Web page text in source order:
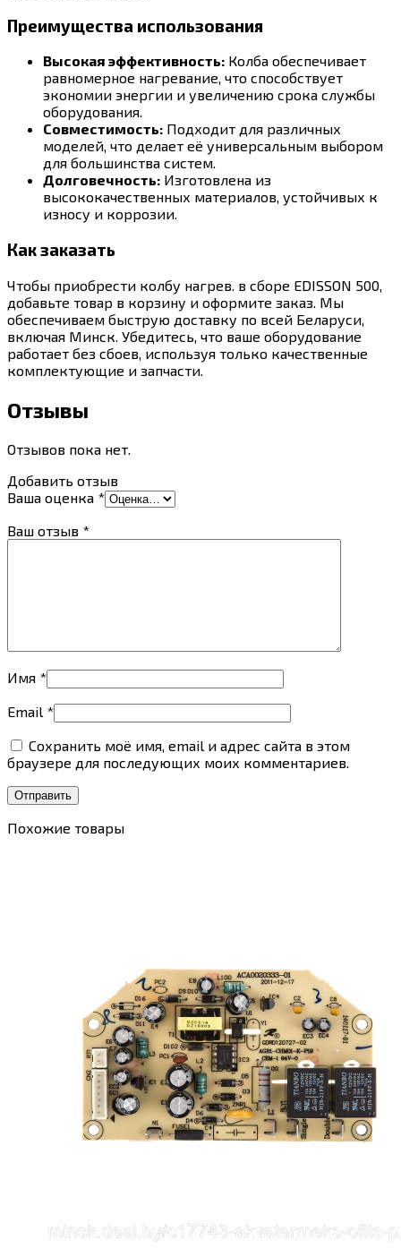
Преимущества использования
Высокая эффективность: Колба обеспечивает
равномерное нагревание, что способствует
экономии энергии и увеличению срока службы
оборудования.
Совместимость: Подходит для различных
моделей, что делает её универсальным выбором
для большинства систем.
Долговечность: Изготовлена из
высококачественных материалов, устойчивых к
износу и коррозии.
Как заказать
Чтобы приобрести колбу нагрев. в сборе EDISSON 500,
добавьте товар в корзину и оформите заказ. Мы
обеспечиваем быструю доставку по всей Беларуси,
включая Минск. Убедитесь, что ваше оборудование
работает без сбоев, используя только качественные
комплектующие и запчасти.
Отзывы
Отзывов пока нет.
Добавить отзыв
Ваша оценка *
Ваш отзыв *
Имя *
Email *
Сохранить моё имя, email и адрес сайта в этом
браузере для последующих моих комментариев.
Похожие товары